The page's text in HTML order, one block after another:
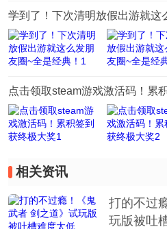
学到了！下次清明放假出游就这
点击领取steam游戏激活码！累
相关资讯
打的不过
玩版被吐